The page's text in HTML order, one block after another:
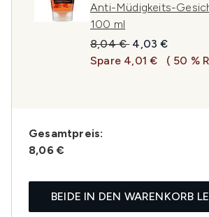
Anti-Müdigkeits-
100 ml
Unverbindliche
8,04 € Aktueller Preis:
4,03 €
Spare 4,01 €
( 50 %
Gesamtpreis:
8,06 €
BEIDE IN DEN WARENKORB